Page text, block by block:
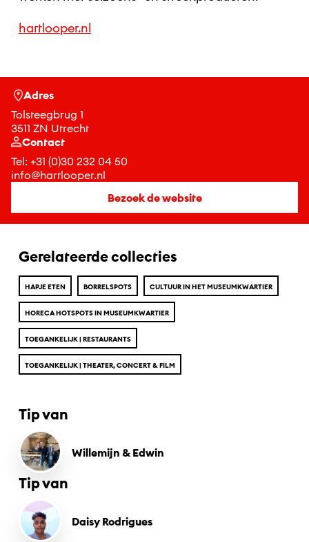
hartlooper.nl
Adres
Tolsteegbrug 1
3511 ZN Utrecht
Contact
Tel: +31 (0)30 232 04 50
info@hartlooper.nl
Bezoek de website
Gerelateerde collecties
HAPJE ETEN BORRELSPOTS CULTUUR IN HET MUSEUMKWARTIER
HORECA HOTSPOTS IN MUSEUMKWARTIER
TOEGANKELIJK | RESTAURANTS
TOEGANKELIJK | THEATER, CONCERT & FILM
Tip van
Willemijn & Edwin
Tip van
Daisy Rodrigues